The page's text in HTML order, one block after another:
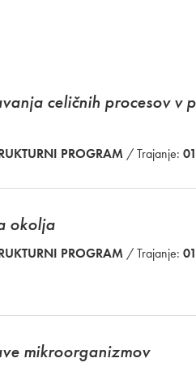
celičnih procesov v
PROGRAM / Trajanje:
okolja
PROGRAM / Trajanje:
mikroorganizmov